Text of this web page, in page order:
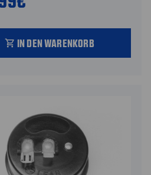
shopping_cart IN DEN WARENKORB